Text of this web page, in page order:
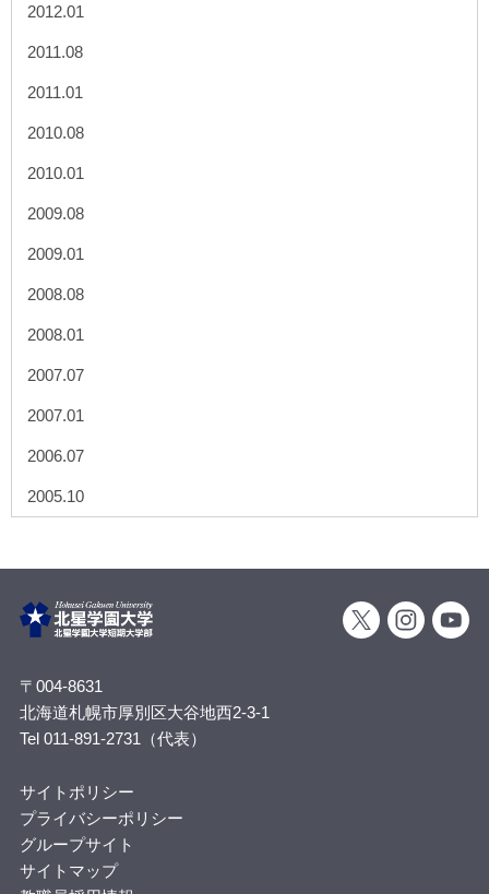
2012.01
2011.08
2011.01
2010.08
2010.01
2009.08
2009.01
2008.08
2008.01
2007.07
2007.01
2006.07
2005.10
〒004-8631
北海道札幌市厚別区大谷地西2-3-1
Tel 011-891-2731（代表）
サイトポリシー
プライバシーポリシー
グループサイト
サイトマップ